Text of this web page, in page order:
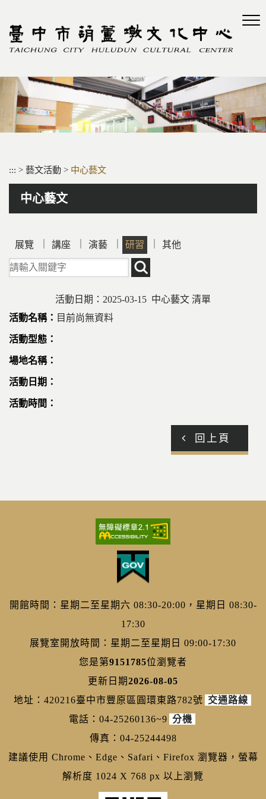
區
::: > 藝文活動 > 中心藝文
中心藝文
展覽 講座 演藝 研習
其他
請輸入關鍵字
活動日期：2025-03-15 中心藝文 清單
目前尚無資料
回上頁
開館時間：星期二至星期六 08:30-20:00，星期日 08:30-
17:30
展覽室開放時間：星期二至星期日 09:00-17:30
您是第9151785位瀏覽者
更新日期2026-08-05
地址：420216臺中市豐原區圓環東路782號 交通路線
電話：04-25260136~9 分機
傳真：04-25244498
建議使用 Chrome、Edge、Safari、Firefox 瀏覽器，螢幕
解析度 1024 X 768 px 以上瀏覽